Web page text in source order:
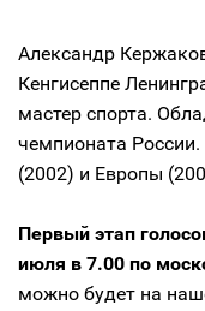
Александр
Кенгисеппе
мастер спорта.
чемпионата
(2002) и Европы
Первый этап
июля в 7.00 по
можно будет на